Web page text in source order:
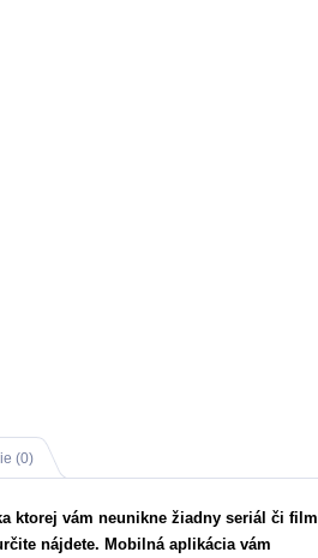
(0)
ktorej vám neunikne žiadny seriál či film
nájdete. Mobilná aplikácia vám